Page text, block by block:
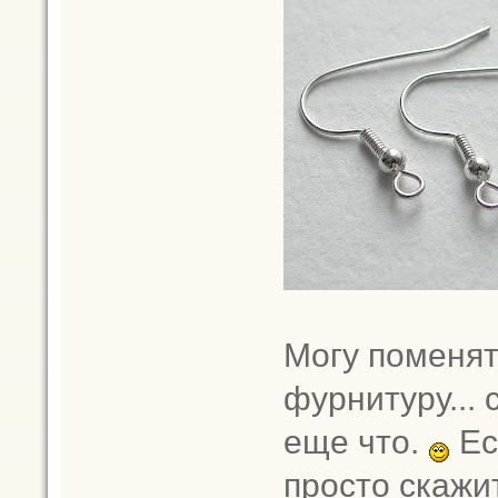
Могу
фурнитуру...
еще что.
просто